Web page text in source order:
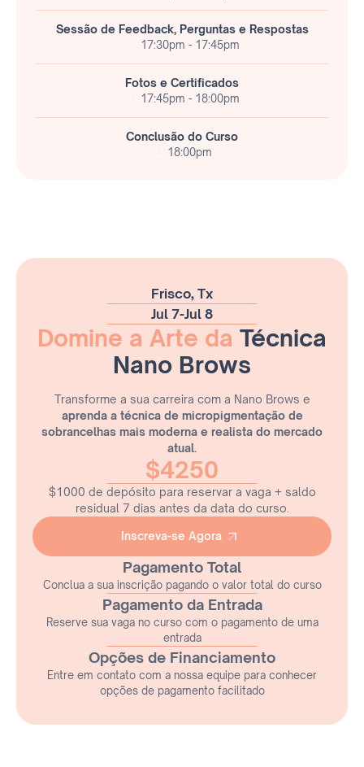
Sessão de Feedback, Perguntas e Respostas
17:30pm - 17:45pm
Fotos e Certificados
17:45pm - 18:00pm
Conclusão do Curso
18:00pm
Frisco, Tx
Jul 7-Jul 8
Domine a Arte da Técnica
Nano Brows
Transforme a sua carreira com a Nano Brows e
aprenda a técnica de micropigmentação de
sobrancelhas mais moderna e realista do mercado
atual.
$4250
$1000 de depósito para reservar a vaga + saldo
residual 7 dias antes da data do curso.
Inscreva-se Agora
Pagamento Total
Conclua a sua inscrição pagando o valor total do curso
Pagamento da Entrada
Reserve sua vaga no curso com o pagamento de uma
entrada
Opções de Financiamento
Entre em contato com a nossa equipe para conhecer
opções de pagamento facilitado